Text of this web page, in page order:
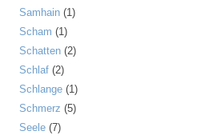
Samhain (1)
Scham (1)
Schatten (2)
Schlaf (2)
Schlange (1)
Schmerz (5)
Seele (7)